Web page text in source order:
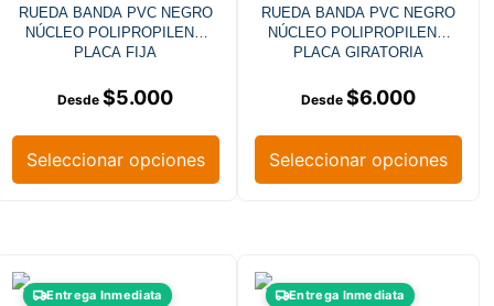
RUEDA BANDA PVC NEGRO
NÚCLEO POLIPROPILENO
PLACA FIJA
$5.000
Seleccionar opciones
RUEDA BANDA PVC NEGRO
NÚCLEO POLIPROPILENO
PLACA GIRATORIA
$6.000
Seleccionar opciones
Entrega Inmediata Entrega Inmediata